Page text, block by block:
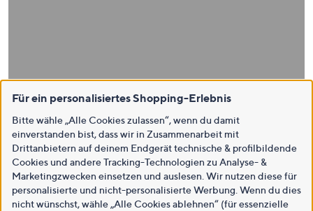
Für ein personalisiertes Shopping-Erlebnis
Bitte wähle „Alle Cookies zulassen“, wenn du damit
einverstanden bist, dass wir in Zusammenarbeit mit
Drittanbietern auf deinem Endgerät technische & profilbildende
Cookies und andere Tracking-Technologien zu Analyse- &
Marketingzwecken einsetzen und auslesen. Wir nutzen diese für
personalisierte und nicht-personalisierte Werbung. Wenn du dies
nicht wünschst, wähle „Alle Cookies ablehnen“ (für essenzielle